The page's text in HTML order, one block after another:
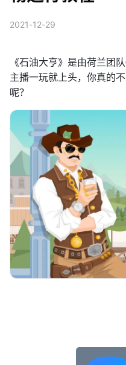
2021-12-29
《石油大亨》是由荷兰团
主播一玩就上头，你真的
呢？